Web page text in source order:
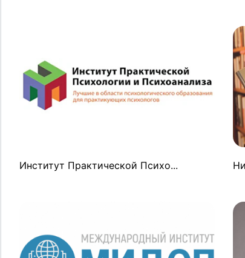
Институт Практической Психо...